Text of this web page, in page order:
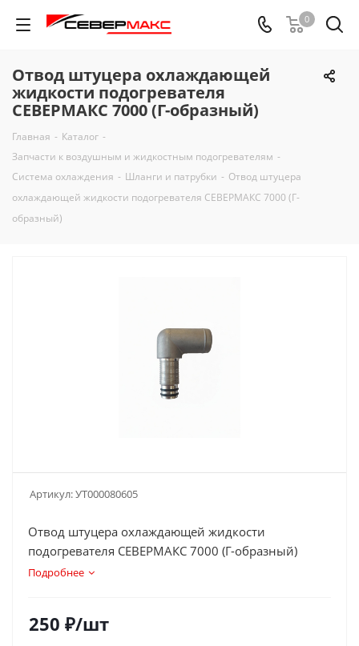
0
Отвод штуцера охлаждающей
жидкости подогревателя
СЕВЕРМАКС 7000 (Г-образный)
Главная - Каталог -
Запчасти к воздушным и жидкостным подогревателям -
Система охлаждения - Шланги и патрубки - Отвод штуцера
охлаждающей жидкости подогревателя СЕВЕРМАКС 7000 (Г-
образный)
Артикул:УТ000080605
Отвод штуцера охлаждающей жидкости
подогревателя СЕВЕРМАКС 7000 (Г-образный)
Подробнее
250 ₽/шт